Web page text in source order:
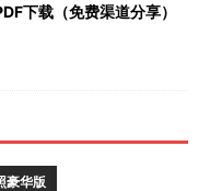
下载（免费渠道分享）
豪华版